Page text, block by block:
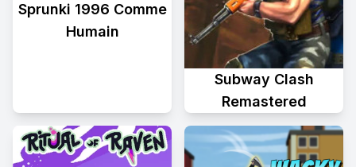
Sprunki 1996 Comme
Humain
Subway Clash
Remastered